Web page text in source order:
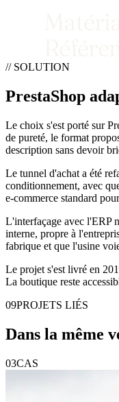
// SOLUTION
PrestaShop
Le choix s'est porté sur
de pureté, le format
description sans devoir
Le tunnel d'achat a été
conditionnement, avec
e-commerce standard
L'interfaçage avec l'ERP
interne, propre à
fabrique et que l'usine
Le projet s'est livré en
La boutique reste
09PROJETS LIÉS
Dans la même
03CAS